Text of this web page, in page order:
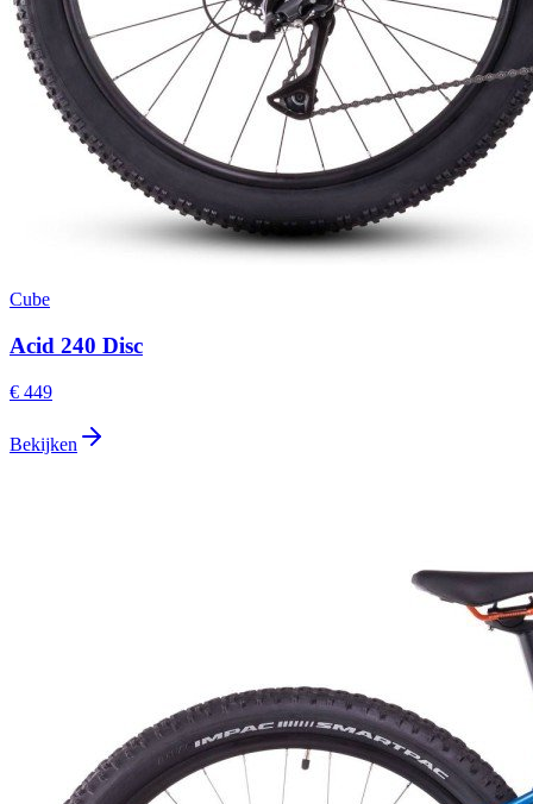
Cube
Acid 240 Disc
€ 449
Bekijken